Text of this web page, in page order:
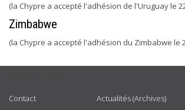
(la Chypre a accepté l'adhésion de l'Uruguay le
Zimbabwe
(la Chypre a accepté l'adhésion du Zimbabwe le
Contact
Actualités (Archives)